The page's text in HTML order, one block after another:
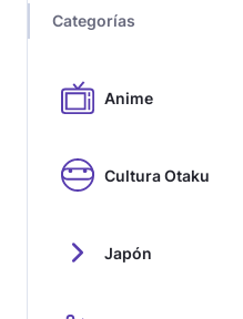
Categorías
Anime
Cultura Otaku
Japón